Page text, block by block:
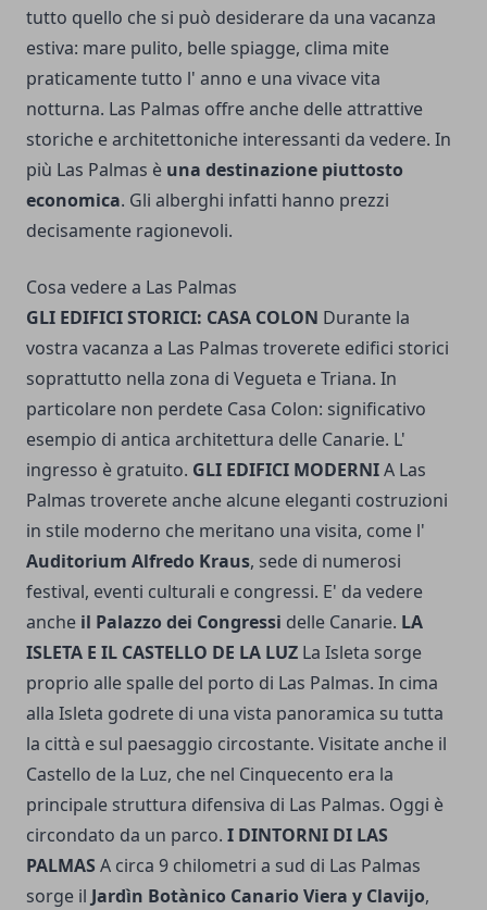
tutto quello che si può desiderare da una vacanza
estiva: mare pulito, belle spiagge, clima mite
praticamente tutto l' anno e una vivace vita
notturna. Las Palmas offre anche delle attrattive
storiche e architettoniche interessanti da vedere. In
più Las Palmas è una destinazione piuttosto
economica. Gli alberghi infatti hanno prezzi
decisamente ragionevoli.
Cosa vedere a Las Palmas
GLI EDIFICI STORICI: CASA COLON Durante la
vostra vacanza a Las Palmas troverete edifici storici
soprattutto nella zona di Vegueta e Triana. In
particolare non perdete Casa Colon: significativo
esempio di antica architettura delle Canarie. L'
ingresso è gratuito. GLI EDIFICI MODERNIA Las
Palmas troverete anche alcune eleganti costruzioni
in stile moderno che meritano una visita, come l'
Auditorium Alfredo Kraus, sede di numerosi
festival, eventi culturali e congressi. E' da vedere
anche il Palazzo dei Congressi delle Canarie. LA
ISLETA E IL CASTELLO DE LA LUZ La Isleta sorge
proprio alle spalle del porto di Las Palmas. In cima
alla Isleta godrete di una vista panoramica su tutta
la città e sul paesaggio circostante. Visitate anche il
Castello de la Luz, che nel Cinquecento era la
principale struttura difensiva di Las Palmas. Oggi è
circondato da un parco. I DINTORNI DI LAS
PALMAS A circa 9 chilometri a sud di Las Palmas
sorge il Jardìn Botànico Canario Viera y Clavijo,